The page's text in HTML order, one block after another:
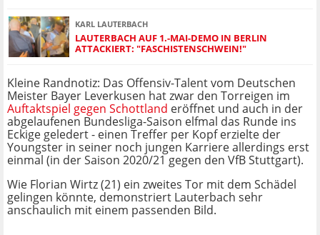
KARL LAUTERBACH
LAUTERBACH AUF 1.-MAI-DEMO IN BERLIN
ATTACKIERT: "FASCHISTENSCHWEIN!"
Kleine Randnotiz: Das Offensiv-Talent vom Deutschen
Meister Bayer Leverkusen hat zwar den Torreigen im
Auftaktspiel gegen Schottland eröffnet und auch in der
abgelaufenen Bundesliga-Saison elfmal das Runde ins
Eckige geledert - einen Treffer per Kopf erzielte der
Youngster in seiner noch jungen Karriere allerdings erst
einmal (in der Saison 2020/21 gegen den VfB Stuttgart).
Wie Florian Wirtz (21) ein zweites Tor mit dem Schädel
gelingen könnte, demonstriert Lauterbach sehr
anschaulich mit einem passenden Bild.